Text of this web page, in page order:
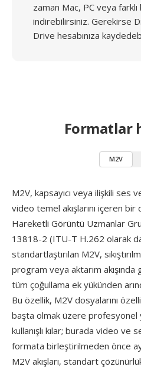
zaman Mac, PC veya farklı
indirebilirsiniz. Gerekirse
Drive hesabınıza
Formatlar
M2V
M2V, kapsayıcı veya ilişkili ses
video temel akışlarını içeren
Hareketli Görüntü Uzmanlar
13818-2 (ITU-T H.262 olarak
standartlaştırılan M2V,
program veya aktarım
tüm çoğullama ek yükünden
Bu özellik, M2V dosyalarını
başta olmak üzere profesyonel
kullanışlı kılar; burada video ve
formata birleştirilmeden önce
M2V akışları, standart